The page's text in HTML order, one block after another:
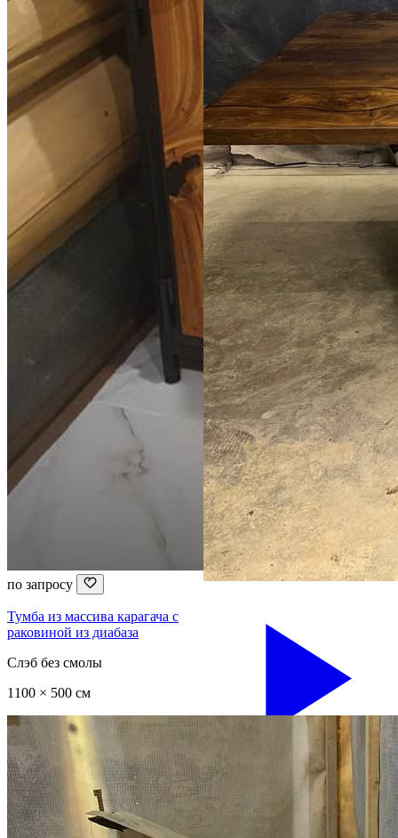
по запросу
Тумба из массива карагача с
раковиной из диабаза
Слэб без смолы
1100 × 500 см
426 424 ₽
Стол из слэбов карагача